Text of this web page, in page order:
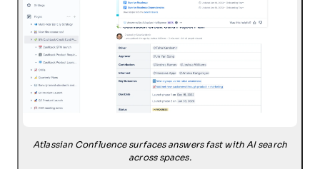
Atlassian Confluence surfaces answers fast with AI search
across spaces.